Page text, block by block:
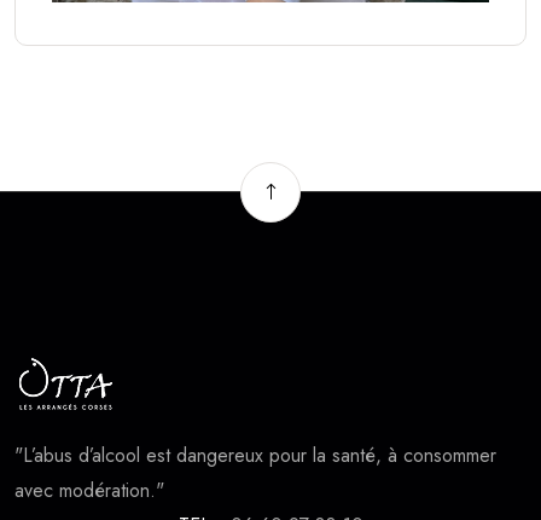
"L’abus d’alcool est dangereux pour la santé, à consommer
avec modération."